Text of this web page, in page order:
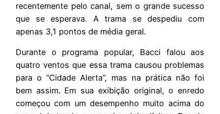
recentemente pelo canal, sem o grande sucesso
que se esperava. A trama se despediu com
apenas 3,1 pontos de média geral.
Durante o programa popular, Bacci falou aos
quatro ventos que essa trama causou problemas
para o “Cidade Alerta”, mas na prática não foi
bem assim. Em sua exibição original, o enredo
começou com um desempenho muito acima do